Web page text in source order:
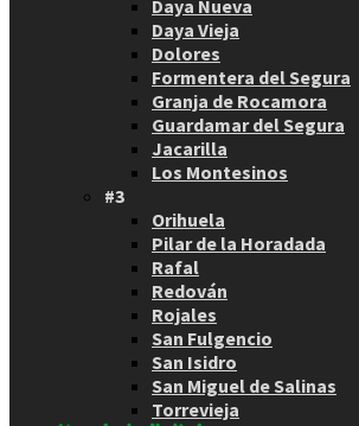
Daya Nueva
Daya Vieja
Dolores
Formentera del Segura
Granja de Rocamora
Guardamar del Segura
Jacarilla
Los Montesinos
#3
Orihuela
Pilar de la Horadada
Rafal
Redován
Rojales
San Fulgencio
San Isidro
San Miguel de Salinas
Torrevieja